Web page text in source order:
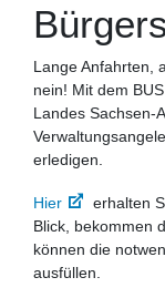
Lange Anfahrten,
nein! Mit dem
Landes Sachsen-
erledigen.
Hier
erhalten
Blick, bekommen
können die
ausfüllen.